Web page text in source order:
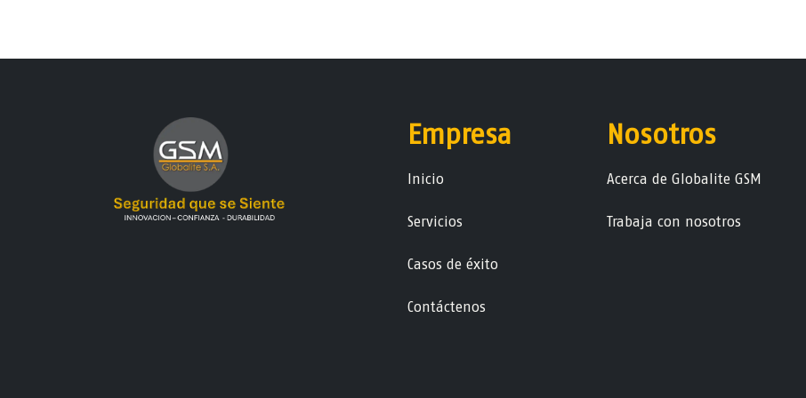
Empresa
Ini​ci​o
Servicios
Casos de éxito
Contáctenos
Nosotros
Acerca de Globalite GSM
Trabaja con nosotros